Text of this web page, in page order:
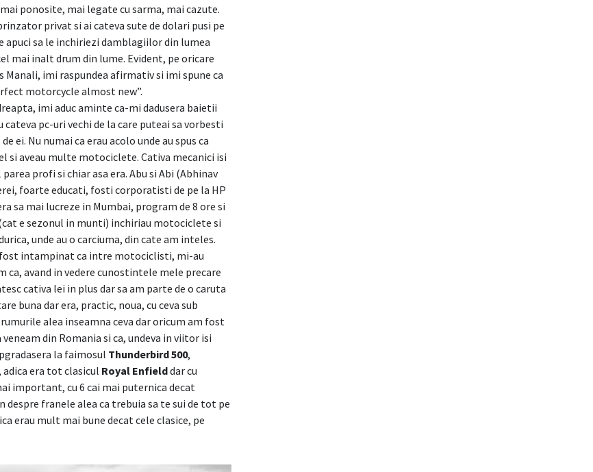
ponosite, mai legate cu sarma, mai cazute.
privat si ai cateva sute de dolari pusi pe
apuci sa le inchiriezi damblagiilor din lumea
mai inalt drum din lume. Evident, pe oricare
imi raspundea afirmativ si imi spune ca
motorcycle almost new”.
imi aduc aminte ca-mi dadusera baietii
cateva pc-uri vechi de la care puteai sa vorbesti
ei. Nu numai ca erau acolo unde au spus ca
si aveau multe motociclete. Cativa mecanici isi
profi si chiar asa era. Abu si Abi (Abhinav
foarte educati, fosti corporatisti de pe la HP
sa mai lucreze in Mumbai, program de 8 ore si
e sezonul in munti) inchiriau motociclete si
unde au o carciuma, din cate am inteles.
intampinat ca intre motociclisti, mi-au
avand in vedere cunostintele mele precare
cativa lei in plus dar sa am parte de o caruta
buna dar era, practic, noua, cu ceva sub
alea inseamna ceva dar oricum am fost
din Romania si ca, undeva in viitor isi
la faimosul Thunderbird 500,
era tot clasicul Royal Enfielddar cu
important, cu 6 cai mai puternica decat
despre franele alea ca trebuia sa te sui de tot pe
erau mult mai bune decat cele clasice, pe